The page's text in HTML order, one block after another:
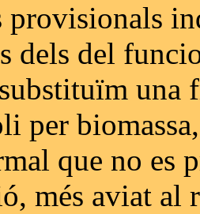
provisionals
dels del
una
per
que no es
més aviat al